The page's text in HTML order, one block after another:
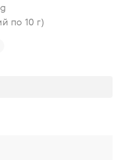
по 10 г)